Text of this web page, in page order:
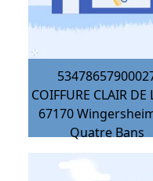
COIFFURE CLAIR DE
67170
Quatre Bans